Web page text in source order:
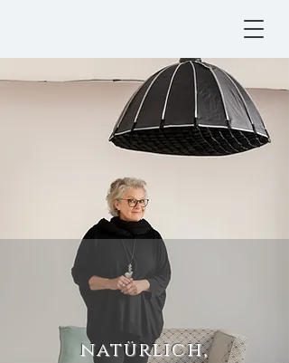
natürlich,